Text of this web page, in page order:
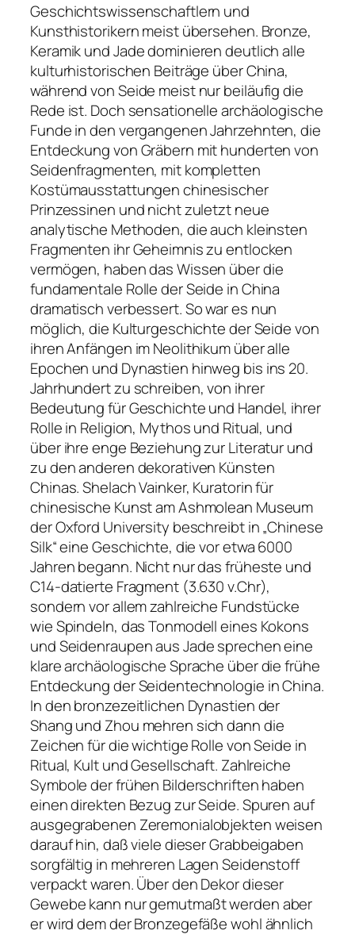
Geschichtswissenschaftlern und
Kunsthistorikern meist übersehen. Bronze,
Keramik und Jade dominieren deutlich alle
kulturhistorischen Beiträge über China,
während von Seide meist nur beiläufig die
Rede ist. Doch sensationelle archäologische
Funde in den vergangenen Jahrzehnten, die
Entdeckung von Gräbern mit hunderten von
Seidenfragmenten, mit kompletten
Kostümausstattungen chinesischer
Prinzessinen und nicht zuletzt neue
analytische Methoden, die auch kleinsten
Fragmenten ihr Geheimnis zu entlocken
vermögen, haben das Wissen über die
fundamentale Rolle der Seide in China
dramatisch verbessert. So war es nun
möglich, die Kulturgeschichte der Seide von
ihren Anfängen im Neolithikum über alle
Epochen und Dynastien hinweg bis ins 20.
Jahrhundert zu schreiben, von ihrer
Bedeutung für Geschichte und Handel, ihrer
Rolle in Religion, Mythos und Ritual, und
über ihre enge Beziehung zur Literatur und
zu den anderen dekorativen Künsten
Chinas. Shelach Vainker, Kuratorin für
chinesische Kunst am Ashmolean Museum
der Oxford University beschreibt in „Chinese
Silk“ eine Geschichte, die vor etwa 6000
Jahren begann. Nicht nur das früheste und
C14-datierte Fragment (3.630 v.Chr),
sondern vor allem zahlreiche Fundstücke
wie Spindeln, das Tonmodell eines Kokons
und Seidenraupen aus Jade sprechen eine
klare archäologische Sprache über die frühe
Entdeckung der Seidentechnologie in China.
In den bronzezeitlichen Dynastien der
Shang und Zhou mehren sich dann die
Zeichen für die wichtige Rolle von Seide in
Ritual, Kult und Gesellschaft. Zahlreiche
Symbole der frühen Bilderschriften haben
einen direkten Bezug zur Seide. Spuren auf
ausgegrabenen Zeremonialobjekten weisen
darauf hin, daß viele dieser Grabbeigaben
sorgfältig in mehreren Lagen Seidenstoff
verpackt waren. Über den Dekor dieser
Gewebe kann nur gemutmaßt werden aber
er wird dem der Bronzegefäße wohl ähnlich